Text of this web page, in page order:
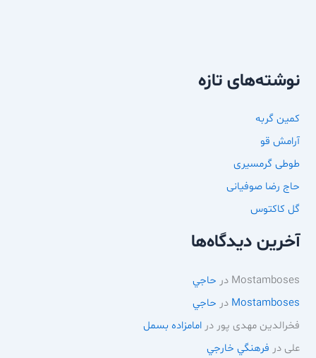
نوشته‌های تازه
کمین گربه
آرامش قو
طوطی گرمسیری
حاج رضا صوفیانی
گل کاکتوس
آخرین دیدگاه‌ها
Mostamboses در حاجي
Mostamboses در حاجي
فخرالدین مهدی پور درامامزاده بسمل
علی در فرهنگي خارجي